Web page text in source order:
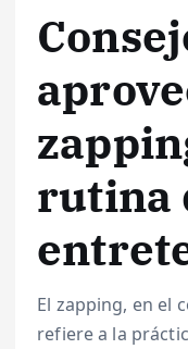
rutina
El zapping, en el
refiere a la